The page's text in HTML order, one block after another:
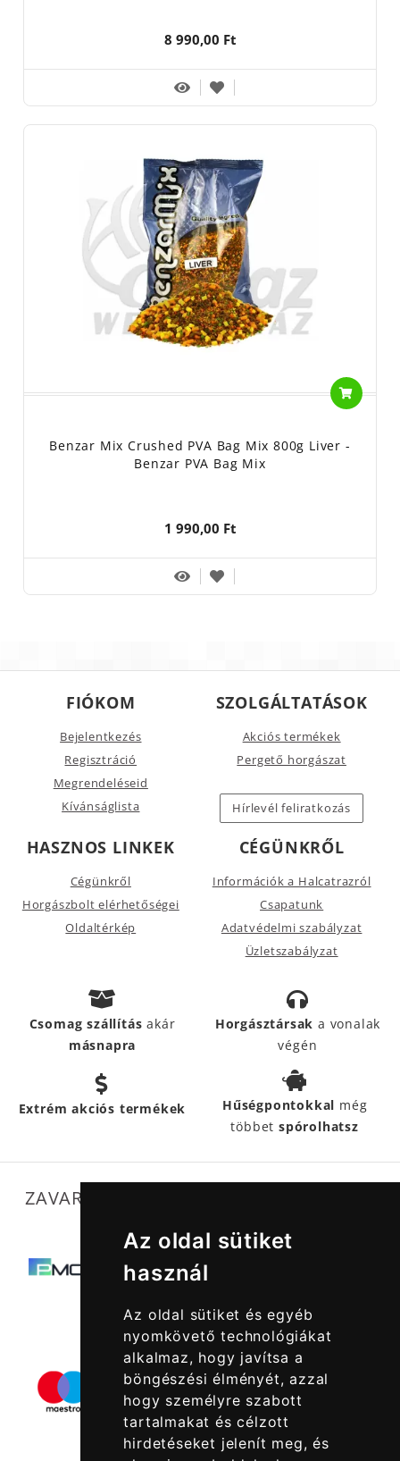
Az oldal sütiket
használ
Az oldal sütiket és egyéb
nyomkövető technológiákat
alkalmaz, hogy javítsa a
böngészési élményét, azzal
hogy személyre szabott
tartalmakat és célzott
hirdetéseket jelenít meg, és
8 990,00 Ft
Benzar Mix Crushed PVA Bag Mix 800g Liver -
Benzar PVA Bag Mix
1 990,00 Ft
FIÓKOM
Bejelentkezés
Regisztráció
Megrendeléseid
Kívánságlista
SZOLGÁLTATÁSOK
Akciós termékek
Pergető horgászat
Hírlevél feliratkozás
HASZNOS LINKEK
Cégünkről
Horgászbolt elérhetőségei
Oldaltérkép
CÉGÜNKRŐL
Információk a Halcatrazról
Csapatunk
Adatvédelmi szabályzat
Üzletszabályzat
Csomag szállításakár
másnapra
Horgásztársak a vonalak
végén
Extrém akciós termékek Hűségpontokkal még
többetspórolhatsz
ZAVARTALAN MŰKÖDÉSÜNKET SEGÍTIK